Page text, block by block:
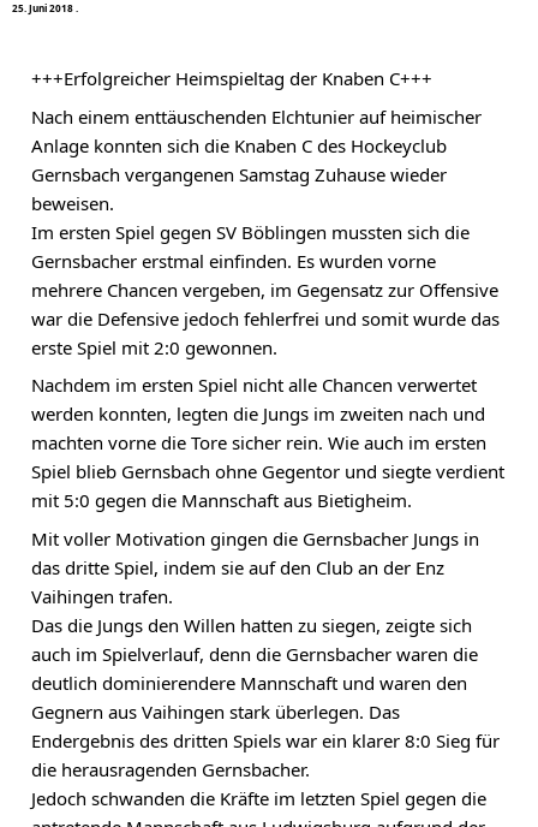
25 Juni2018·
+++Erfolgreicher Heimspieltag der Knaben C+++
Nach einem enttäuschenden Elchtunier auf heimischer
Anlage konnten sich die Knaben C des Hockeyclub
Gernsbach vergangenen Samstag Zuhause wieder
beweisen.
Im ersten Spiel gegen SV Böblingen mussten sich die
Gernsbacher erstmal einfinden. Es wurden vorne
mehrere Chancen vergeben, im Gegensatz zur Offensive
war die Defensive jedoch fehlerfrei und somit wurde das
erste Spiel mit 2:0 gewonnen.
Nachdem im ersten Spiel nicht alle Chancen verwertet
werden konnten, legten die Jungs im zweiten nach und
machten vorne die Tore sicher rein. Wie auch im ersten
Spiel blieb Gernsbach ohne Gegentor und siegte verdient
mit 5:0 gegen die Mannschaft aus Bietigheim.
Mit voller Motivation gingen die Gernsbacher Jungs in
das dritte Spiel, indem sie auf den Club an der Enz
Vaihingen trafen.
Das die Jungs den Willen hatten zu siegen, zeigte sich
auch im Spielverlauf, denn die Gernsbacher waren die
deutlich dominierendere Mannschaft und waren den
Gegnern aus Vaihingen stark überlegen. Das
Endergebnis des dritten Spiels war ein klarer 8:0 Sieg für
die herausragenden Gernsbacher.
Jedoch schwanden die Kräfte im letzten Spiel gegen die